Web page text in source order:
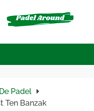
Padel
Ten Banzak